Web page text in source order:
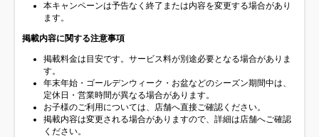
本キャンペーンは予告なく終了または内容を変更する場合があり
ます。
掲載内容に関する注意事項
掲載料金は目安です。サービス料が別途必要となる場合がありま
す。
年末年始・ゴールデンウィーク・お盆などのシーズン期間中は、
定休日・営業時間が異なる場合があります。
お子様のご利用については、店舗へ直接ご確認ください。
掲載内容は変更される場合がありますので、詳細は店舗へご確認
ください。